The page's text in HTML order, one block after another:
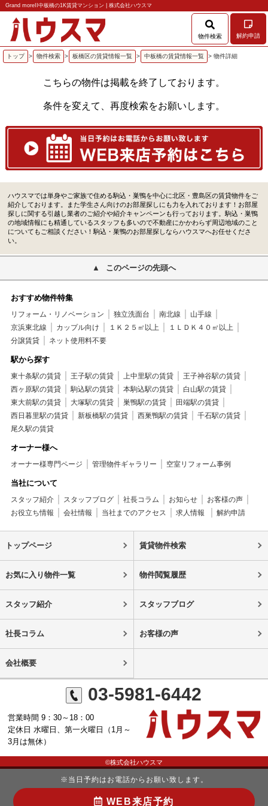
Grand moreII中板橋の1K賃貸マンション | 株式会社ハウスマ
物件検索 解約申請
トップ > 物件検索 > 板橋区の賃貸情報一覧 > 中板橋の賃貸情報一覧 > 物件詳細
こちらの物件は掲載を終了しております。
条件を変えて、再度検索をお願いします。
ハウスマでは単身やご家族で住める駒込・巣鴨を中心に北区・豊島区の賃貸物件をご
紹介しております。また学生さん向けのお部屋探しにも力を入れております！お部屋
探しに関する引越し業者のご紹介や紹介キャンペーンも行っております。駒込・巣鴨
の地域情報にも精通しているスタッフも多いので不動産にかかわらず周辺地域のこと
についてもご相談ください！駒込・巣鴨のお部屋探しならハウスマへお任せくださ
い。
このページの先頭へ
おすすめ物件特集
リフォーム・リノベーション 独立洗面台 南北線
山手線
京浜東北線
カップル向け １Ｋ２５㎡以上
１ＬＤＫ４０㎡以上
分譲賃貸
ネット使用料不要
駅から探す
東十条駅の賃貸 王子駅の賃貸 上中里駅の賃貸
王子神谷駅の賃貸
西ヶ原駅の賃貸
駒込駅の賃貸 本駒込駅の賃貸
白山駅の賃貸
東大前駅の賃貸
大塚駅の賃貸 巣鴨駅の賃貸
田端駅の賃貸
西日暮里駅の賃貸
新板橋駅の賃貸 西巣鴨駅の賃貸
千石駅の賃貸
尾久駅の賃貸
オーナー様へ
オーナー様専門ページ 管理物件ギャラリー 空室リフォーム事例
当社について
スタッフ紹介 スタッフブログ 社長コラム お知らせ
お客様の声
お役立ち情報
会社情報 当社までのアクセス 求人情報 解約申請
トップページ 賃貸物件検索
お気に入り物件一覧 物件閲覧履歴
スタッフ紹介 スタッフブログ
社長コラム お客様の声
会社概要
03-5981-6442
営業時間 9：30～18：00
定休日 水曜日、第一火曜日（1月～
3月は無休）
©株式会社ハウスマ
※当日予約はお電話からお願い致します。
WEB来店予約